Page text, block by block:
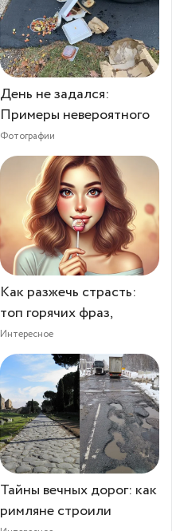
День не задался:
Примеры невероятного
Фотографии
Как разжечь страсть:
топ горячих фраз,
Интересное
Тайны вечных дорог: как
римляне строили